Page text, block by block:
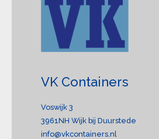
VK Containers
Voswijk 3
3961NH Wijk bij Duurstede
info@vkcontainers.nl